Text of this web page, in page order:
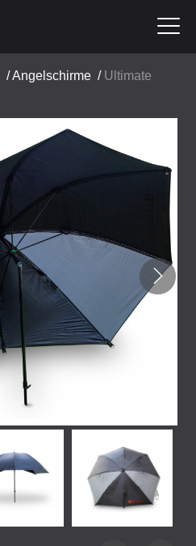
/Angelschirme / Ultimate